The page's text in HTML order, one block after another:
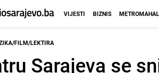
VIJESTI BIZNIS
FILM/LEKTIRA
Sarajeva se